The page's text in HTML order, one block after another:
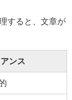
すると、文章が
ンス